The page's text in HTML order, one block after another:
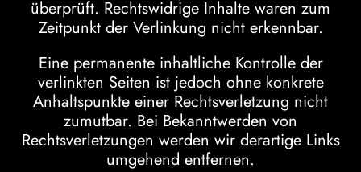
überprüft. Rechtswidrige Inhalte waren zum
Zeitpunkt der Verlinkung nicht erkennbar.
Eine permanente inhaltliche Kontrolle der
verlinkten Seiten ist jedoch ohne konkrete
Anhaltspunkte einer Rechtsverletzung nicht
zumutbar. Bei Bekanntwerden von
Rechtsverletzungen werden wir derartige Links
umgehend entfernen.